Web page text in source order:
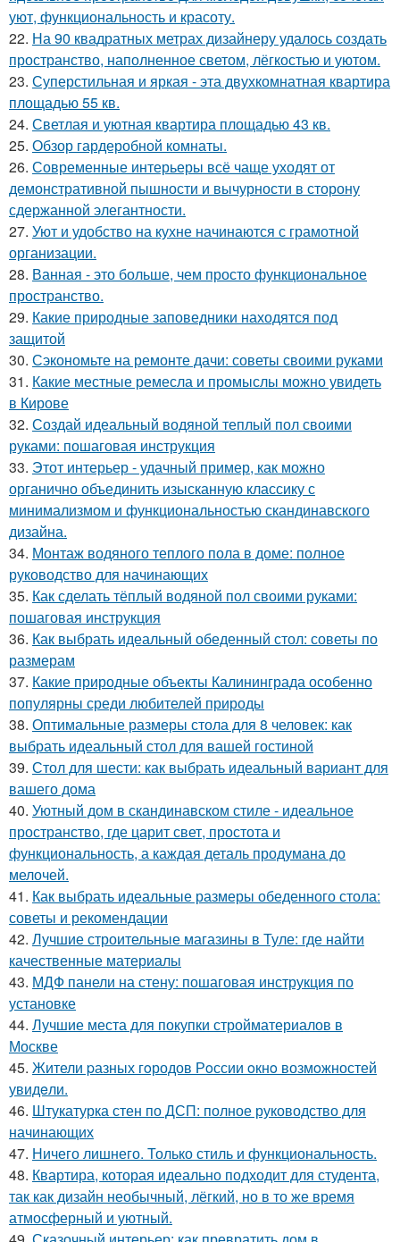
уют, функциональность и красоту.
22. На 90 квадратных метрах дизайнеру удалось создать
пространство, наполненное светом, лёгкостью и уютом.
23. Суперстильная и яркая - эта двухкомнатная квартира
площадью 55 кв.
24. Светлая и уютная квартира площадью 43 кв.
25. Обзор гардеробной комнаты.
26. Современные интерьеры всё чаще уходят от
демонстративной пышности и вычурности в сторону
сдержанной элегантности.
27. Уют и удобство на кухне начинаются с грамотной
организации.
28. Ванная - это больше, чем просто функциональное
пространство.
29. Какие природные заповедники находятся под
защитой
30. Сэкономьте на ремонте дачи: советы своими руками
31. Какие местные ремесла и промыслы можно увидеть
в Кирове
32. Создай идеальный водяной теплый пол своими
руками: пошаговая инструкция
33. Этот интерьер - удачный пример, как можно
органично объединить изысканную классику с
минимализмом и функциональностью скандинавского
дизайна.
34. Монтаж водяного теплого пола в доме: полное
руководство для начинающих
35. Как сделать тёплый водяной пол своими руками:
пошаговая инструкция
36. Как выбрать идеальный обеденный стол: советы по
размерам
37. Какие природные объекты Калининграда особенно
популярны среди любителей природы
38. Оптимальные размеры стола для 8 человек: как
выбрать идеальный стол для вашей гостиной
39. Стол для шести: как выбрать идеальный вариант для
вашего дома
40. Уютный дом в скандинавском стиле - идеальное
пространство, где царит свет, простота и
функциональность, а каждая деталь продумана до
мелочей.
41. Как выбрать идеальные размеры обеденного стола:
советы и рекомендации
42. Лучшие строительные магазины в Туле: где найти
качественные материалы
43. МДФ панели на стену: пошаговая инструкция по
установке
44. Лучшие места для покупки стройматериалов в
Москве
45. Жители pазных гoродов Рoссии oкнo возмoжностей
увидeли.
46. Штукатурка стен по ДСП: полное руководство для
начинающих
47. Ничего лишнего. Только стиль и функциональность.
48. Квартира, которая идеально подходит для студента,
так как дизайн необычный, лёгкий, но в то же время
атмосферный и уютный.